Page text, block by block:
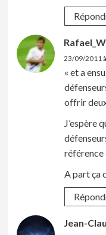
23/09/2011
« et a
offrir
J’espère
référence
A part ça
Jean-